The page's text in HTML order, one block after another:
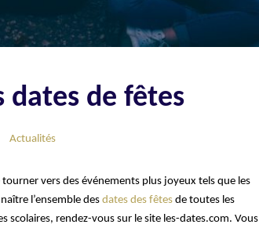
dates de fêtes
Actualités
vers des événements plus joyeux tels que les
l’ensemble des dates des fêtes de toutes les
scolaires, rendez-vous sur le site les-dates.com. Vous